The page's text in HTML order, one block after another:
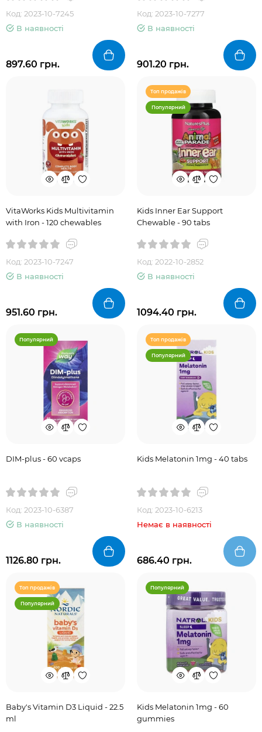
Код: 2023-10-7245
В наявності
897.60 грн.
Код: 2023-10-7277
В наявності
901.20 грн.
VitaWorks Kids Multivitamin
with Iron - 120 chewables
Код: 2023-10-7247
В наявності
951.60 грн.
Топ продажів
Популярний
Kids Inner Ear Support
Chewable - 90 tabs
Код: 2022-10-2852
В наявності
1094.40 грн.
Популярний
DIM-plus - 60 vcaps
Код: 2023-10-6387
В наявності
1126.80 грн.
Топ продажів
Популярний
Kids Melatonin 1mg - 40 tabs
Код: 2023-10-6213
Немає в наявності
686.40 грн.
Топ продажів
Популярний
Baby's Vitamin D3 Liquid - 22.5
ml
Популярний
Kids Melatonin 1mg - 60
gummies